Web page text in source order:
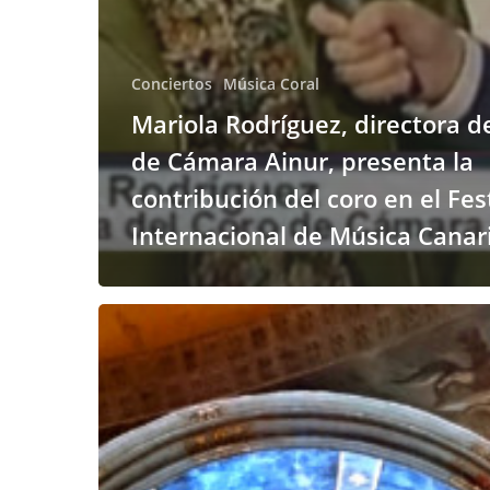
Conciertos Música Coral
Mariola Rodríguez, directora
de Cámara Ainur, presenta la
contribución del coro en el
Internacional de Música
Generosa,
programa
el
XIII